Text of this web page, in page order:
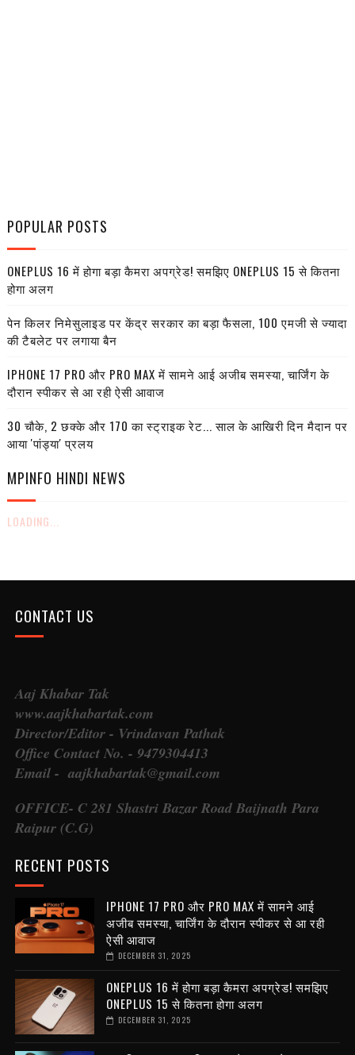
POPULAR POSTS
ONEPLUS 16 में होगा बड़ा कैमरा अपग्रेड! समझिए ONEPLUS 15 से कितना
होगा अलग
पेन किलर निमेसुलाइड पर केंद्र सरकार का बड़ा फैसला, 100 एमजी से ज्यादा
की टैबलेट पर लगाया बैन
IPHONE 17 PRO और PRO MAX में सामने आई अजीब समस्या, चार्जिंग के
दौरान स्पीकर से आ रही ऐसी आवाज
30 चौके, 2 छक्के और 170 का स्ट्राइक रेट... साल के आखिरी दिन मैदान पर
आया 'पांड्या' प्रलय
MPINFO HINDI NEWS
LOADING...
CONTACT US
Aaj Khabar Tak
www.aajkhabartak.com
Director/Editor - Vrindavan Pathak
Office Contact No. - 9479304413
Email - aajkhabartak@gmail.com
OFFICE- C 281 Shastri Bazar Road Baijnath Para
Raipur (C.G)
RECENT POSTS
IPHONE 17 PRO और PRO MAX में सामने आई
अजीब समस्या, चार्जिंग के दौरान स्पीकर से आ रही
ऐसी आवाज
DECEMBER 31, 2025
ONEPLUS 16 में होगा बड़ा कैमरा अपग्रेड! समझिए
ONEPLUS 15 से कितना होगा अलग
DECEMBER 31, 2025